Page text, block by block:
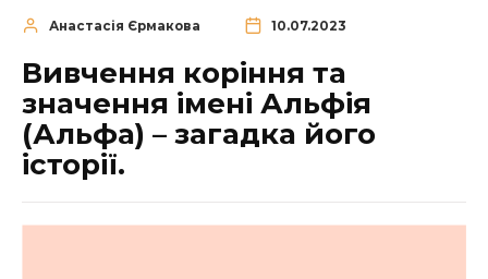
Анастасія Єрмакова 10.07.2023
Вивчення коріння та
значення імені Альфія
(Альфа) – загадка його
історії.